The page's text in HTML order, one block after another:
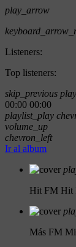
play_arrow
Listeners:
Top listeners:
skip_previous
00:00 00:00
playlist_play
volume_up
chevron_left
Ir al album
Hit FM Hit
Más FM